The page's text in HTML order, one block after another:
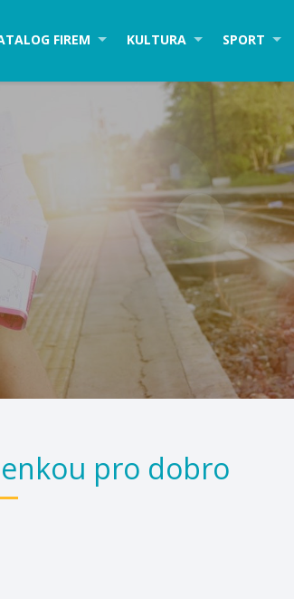
FIREM KULTURA SPORT
pro dobro